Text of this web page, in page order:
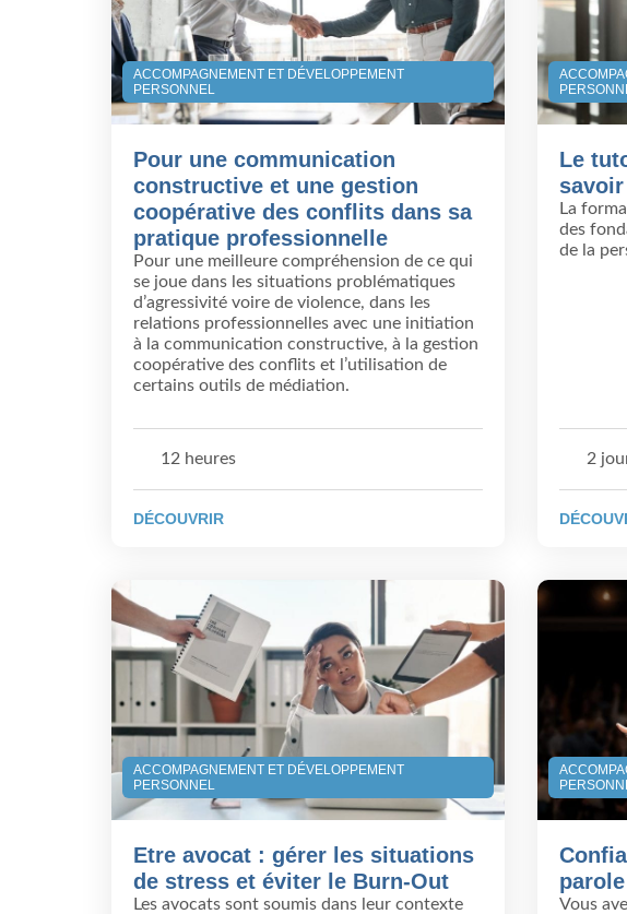
ACCOMPAGNEMENT ET DÉVELOPPEMENT
PERSONNEL
Pour une communication
constructive et une gestion
coopérative des conflits dans sa
pratique professionnelle
Pour une meilleure compréhension de ce qui
se joue dans les situations problématiques
d’agressivité voire de violence, dans les
relations professionnelles avec une initiation
à la communication constructive, à la gestion
coopérative des conflits et l’utilisation de
certains outils de médiation.
12 heures
DÉCOUVRIR
Le
La
des
de la
2
ACCOMPAGNEMENT ET DÉVELOPPEMENT
PERSONNEL
Etre avocat : gérer les situations
de stress et éviter le Burn-Out
Les avocats sont soumis dans leur contexte
Vous